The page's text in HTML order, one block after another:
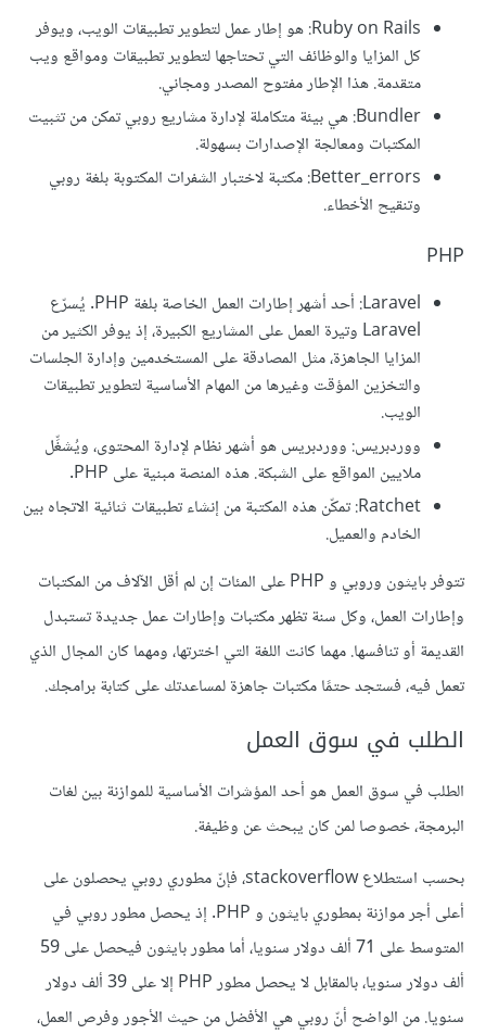
Ruby on Rails: هو إطار عمل لتطوير تطبيقات الويب، ويوفر
كل المزايا والوظائف التي تحتاجها لتطوير تطبيقات ومواقع ويب
متقدمة. هذا الإطار مفتوح المصدر ومجاني.
Bundler: هي بيئة متكاملة لإدارة مشاريع روبي تمكن من تثبيت
المكتبات ومعالجة الإصدارات بسهولة.
Better_errors: مكتبة لاختبار الشفرات المكتوبة بلغة روبي
وتنقيح الأخطاء.
PHP
Laravel: أحد أشهر إطارات العمل الخاصة بلغة PHP. يُسرّع
Laravel وتيرة العمل على المشاريع الكبيرة، إذ يوفر الكثير من
المزايا الجاهزة، مثل المصادقة على المستخدمين وإدارة الجلسات
والتخزين المؤقت وغيرها من المهام الأساسية لتطوير تطبيقات
الويب.
ووردبريس: ووردبريس هو أشهر نظام لإدارة المحتوى، ويُشغِّل
ملايين المواقع على الشبكة. هذه المنصة مبنية على PHP.
Ratchet: تمكّن هذه المكتبة من إنشاء تطبيقات ثنائية الاتجاه بين
الخادم والعميل.
تتوفر بايثون وروبي و PHP على المئات إن لم أقل الآلاف من المكتبات
وإطارات العمل، وكل سنة تظهر مكتبات وإطارات عمل جديدة تستبدل
القديمة أو تنافسها. مهما كانت اللغة التي اخترتها، ومهما كان المجال الذي
تعمل فيه، فستجد حتمًا مكتبات جاهزة لمساعدتك على كتابة برامجك.
الطلب في سوق العمل
الطلب في سوق العمل هو أحد المؤشرات الأساسية للموازنة بين لغات
البرمجة، خصوصا لمن كان يبحث عن وظيفة.
بحسب استطلاع stackoverflow، فإنّ مطوري روبي يحصلون على
أعلى أجر موازنة بمطوري بايثون و PHP. إذ يحصل مطور روبي في
المتوسط على 71 ألف دولار سنويا، أما مطور بايثون فيحصل على 59
ألف دولار سنويا، بالمقابل لا يحصل مطور PHP إلا على 39 ألف دولار
سنويا. من الواضح أنّ روبي هي الأفضل من حيث الأجور وفرص العمل،